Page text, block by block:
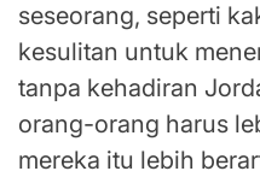
seseorang, seperti
kesulitan untuk
tanpa kehadiran
orang-orang harus
mereka itu lebih